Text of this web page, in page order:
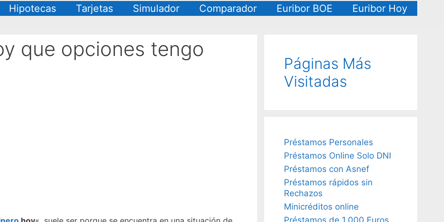
Hipotecas Tarjetas Simulador Comparador Euribor BOE Euribor Hoy
que opciones tengo
Páginas Más
Visitadas
Préstamos Personales
Préstamos Online Solo DNI
Préstamos con Asnef
Préstamos rápidos sin
Rechazos
Minicréditos online
Préstamos de 1.000 Euros